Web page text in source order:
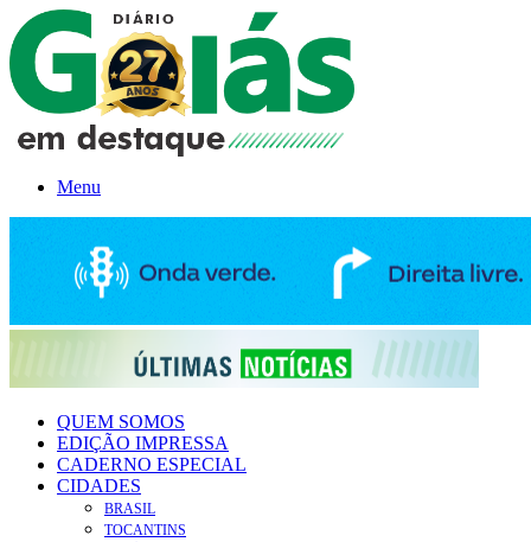
Menu
QUEM SOMOS
EDIÇÃO IMPRESSA
CADERNO ESPECIAL
CIDADES
BRASIL
TOCANTINS